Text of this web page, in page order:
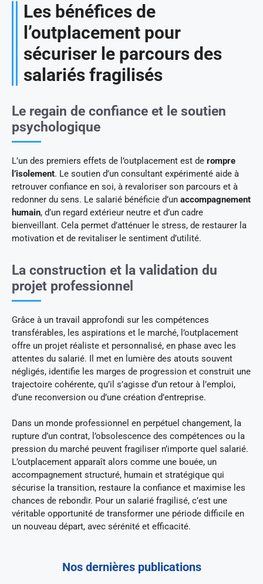
Les bénéfices de
l’outplacement pour
sécuriser le parcours des
salariés fragilisés
Le regain de confiance et le soutien
psychologique
L’un des premiers effets de l’outplacement est de rompre
l’isolement. Le soutien d’un consultant expérimenté aide à
retrouver confiance en soi, à revaloriser son parcours et à
redonner du sens. Le salarié bénéficie d’un accompagnement
humain, d’un regard extérieur neutre et d’un cadre
bienveillant. Cela permet d’atténuer le stress, de restaurer la
motivation et de revitaliser le sentiment d’utilité.
La construction et la validation du
projet professionnel
Grâce à un travail approfondi sur les compétences
transférables, les aspirations et le marché, l’outplacement
offre un projet réaliste et personnalisé, en phase avec les
attentes du salarié. Il met en lumière des atouts souvent
négligés, identifie les marges de progression et construit une
trajectoire cohérente, qu’il s’agisse d’un retour à l’emploi,
d’une reconversion ou d’une création d’entreprise.
Dans un monde professionnel en perpétuel changement, la
rupture d’un contrat, l’obsolescence des compétences ou la
pression du marché peuvent fragiliser n’importe quel salarié.
L’outplacement apparaît alors comme une bouée, un
accompagnement structuré, humain et stratégique qui
sécurise la transition, restaure la confiance et maximise les
chances de rebondir. Pour un salarié fragilisé, c’est une
véritable opportunité de transformer une période difficile en
un nouveau départ, avec sérénité et efficacité.
Nos dernières publications